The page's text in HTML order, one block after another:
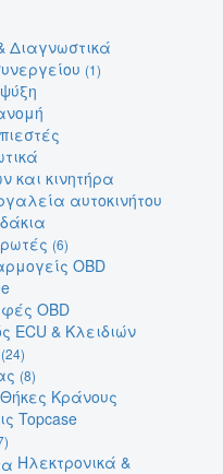
Διαγνωστικά
(1)
και κινητήρα
αυτοκινήτου
(6)
OBD
OBD
ECU & Κλειδιών
(24)
(8)
Κράνους
Topcase
Ηλεκτρονικά &